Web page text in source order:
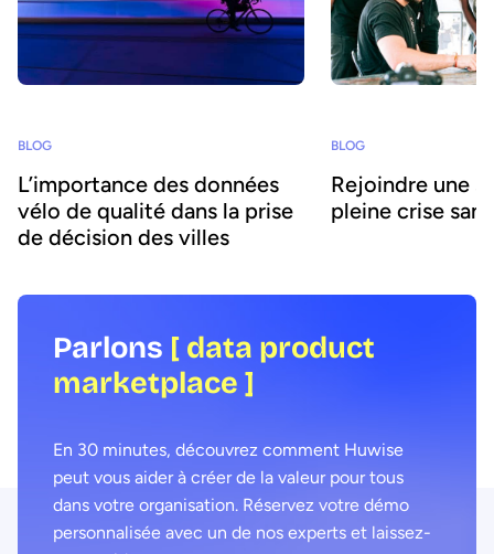
BLOG
L’importance des données
vélo de qualité dans la prise
de décision des villes
BLOG
Rejoindre une
pleine crise
Parlons [ data product
marketplace ]
En 30 minutes, découvrez comment Huwise
peut vous aider à créer de la valeur pour tous
dans votre organisation. Réservez votre démo
personnalisée avec un de nos experts et laissez-